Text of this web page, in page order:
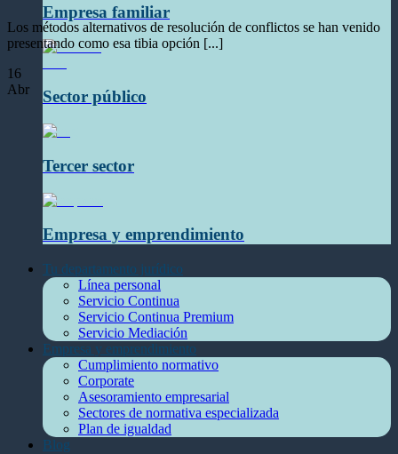
Empresa familiar
Sector público
Tercer sector
Empresa y emprendimiento
Tu departamento jurídico
Línea personal
Servicio Continua
Servicio Continua Premium
Servicio Mediación
Empresa y emprendimiento
Cumplimiento normativo
Corporate
Asesoramiento empresarial
Sectores de normativa especializada
Plan de igualdad
Blog
Los métodos alternativos de resolución de conflictos se han venido
presentando como esa tibia opción [...]
16
Abr